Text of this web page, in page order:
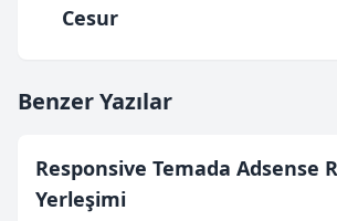
Cesur
Benzer Yazılar
Responsive Temada Adsense
Yerleşimi